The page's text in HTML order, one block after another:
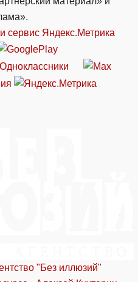
сервиc Яндекс.Метрика
"Без иллюзий"